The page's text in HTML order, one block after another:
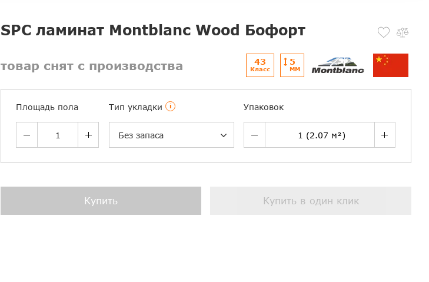
SPC ламинат Montblanc Wood Бофорт
товар снят с производства 43
Класс
5
ММ
Площадь пола Тип укладки i
Без запаса
Упаковок
Купить Купить в один клик